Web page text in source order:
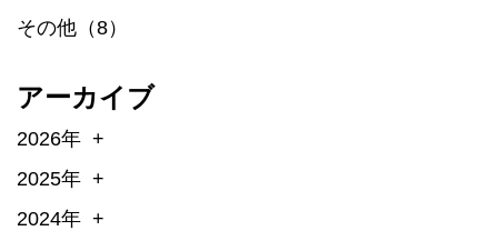
その他（8）
アーカイブ
2026年
2025年
2024年